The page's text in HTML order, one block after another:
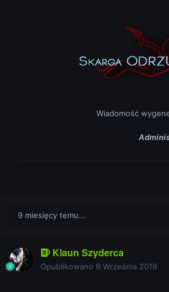
Wiadomość
9 miesięcy temu...
Klaun Szyderca
Opublikowano 8 Września 2019